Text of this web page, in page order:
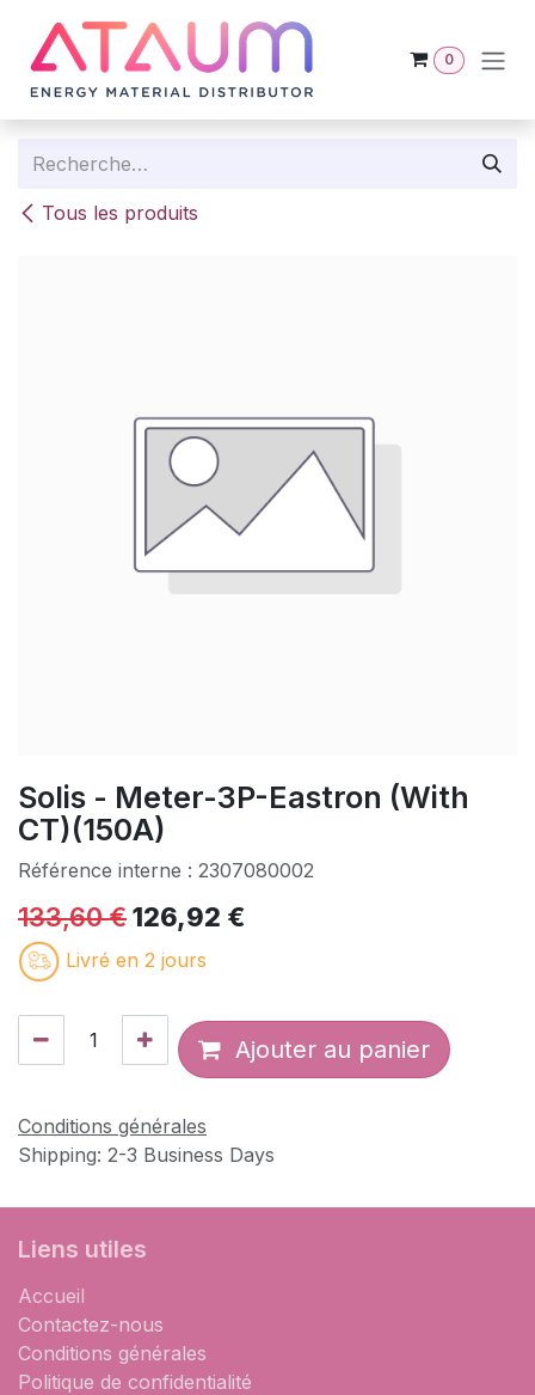
0
Tous les produits
Solis - Meter-3P-Eastron (With
CT)(150A)
Référence interne : 2307080002
133,60€126,92 €
Livré en 2 jours
Ajouter au panier
Conditions générales
Shipping: 2-3 Business Days
Liens utiles
Accueil
Contactez-nous
Conditions générales
Politique de confidentialité